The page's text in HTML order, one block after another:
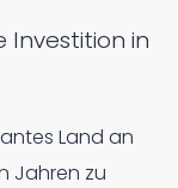
Investition in
Land an
Jahren zu